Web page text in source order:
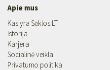
Apie mus
Kas yra Sėklos LT
Istorija
Karjera
Socialinė veikla
Privatumo politika